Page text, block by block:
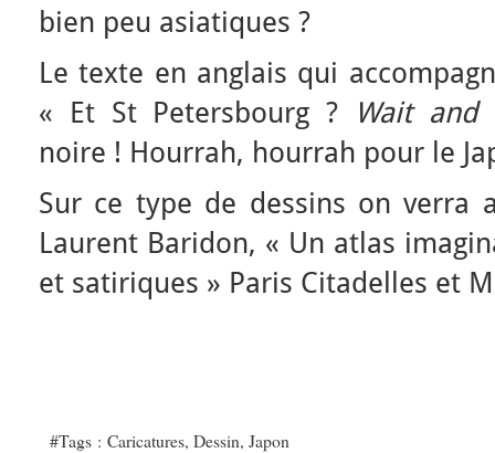
bien peu asiatiques ?
Le texte en anglais qui
« Et St Petersbourg ?
Wait
noire ! Hourrah, hourrah pour le
Sur ce type de dessins on verra
Laurent Baridon, « Un atlas
et satiriques » Paris Citadelles et
#Tags : Caricatures, Dessin, Japon